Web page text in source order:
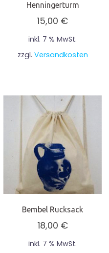
Henningerturm
15,00 €
inkl. 7 % MwSt.
zzgl. Versandkosten
Bembel Rucksack
18,00 €
inkl. 7 % MwSt.